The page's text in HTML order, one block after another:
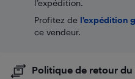
l’expédition.
Profitez de l'expédition
ce vendeur.
Politique de retour